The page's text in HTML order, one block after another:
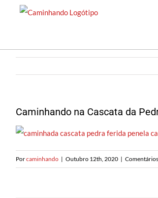
conteúdo
Caminhando na Cascata da
Porcaminhando | Outubro 12th, 2020 |